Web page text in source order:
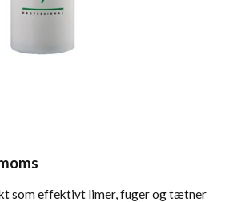
som effektivt limer, fuger og tætner